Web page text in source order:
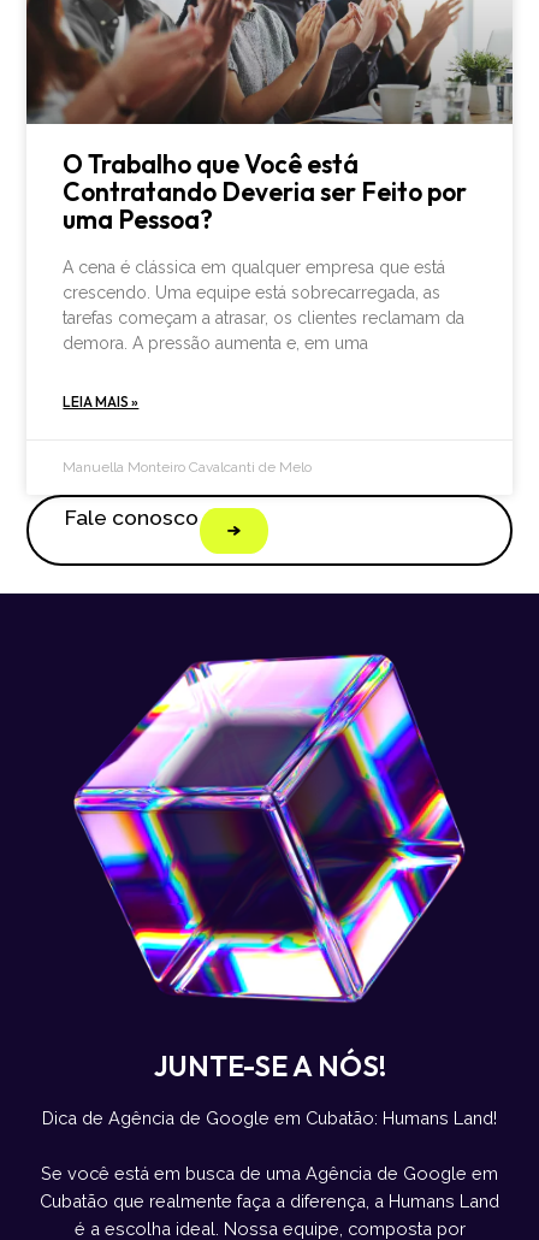
O Trabalho que Você está
Contratando Deveria ser Feito por
uma Pessoa?
A cena é clássica em qualquer empresa que está
crescendo. Uma equipe está sobrecarregada, as
tarefas começam a atrasar, os clientes reclamam da
demora. A pressão aumenta e, em uma
LEIA MAIS »
Manuella Monteiro Cavalcanti de Melo
Fale conosco
JUNTE-SE A NÓS!
Dica de Agência de Google em Cubatão: Humans Land!
Se você está em busca de uma Agência de Google em
Cubatão que realmente faça a diferença, a Humans Land
é a escolha ideal. Nossa equipe, composta por